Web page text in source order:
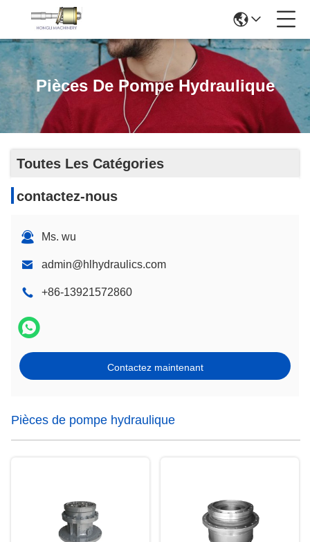
Pièces De Pompe Hydraulique
Toutes Les Catégories
contactez-nous
Ms. wu
admin@hlhydraulics.com
+86-13921572860
Contactez maintenant
Pièces de pompe hydraulique